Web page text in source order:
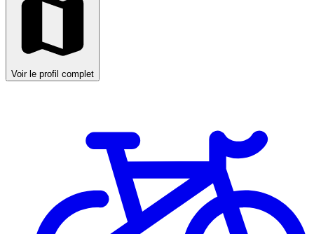
Voir le profil complet